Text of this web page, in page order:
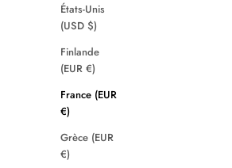
États-Unis
(USD $)
Finlande
(EUR €)
France (EUR
€)
Grèce (EUR
€)